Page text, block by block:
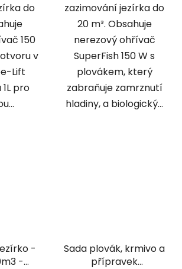
do
150
v
Lift
pro
zazimování jezírka do
20 m³. Obsahuje
nerezový ohřívač
SuperFish 150 W s
plovákem, který
zabraňuje zamrznutí
hladiny, a biologický...
-
-
Sada plovák, krmivo a
přípravek